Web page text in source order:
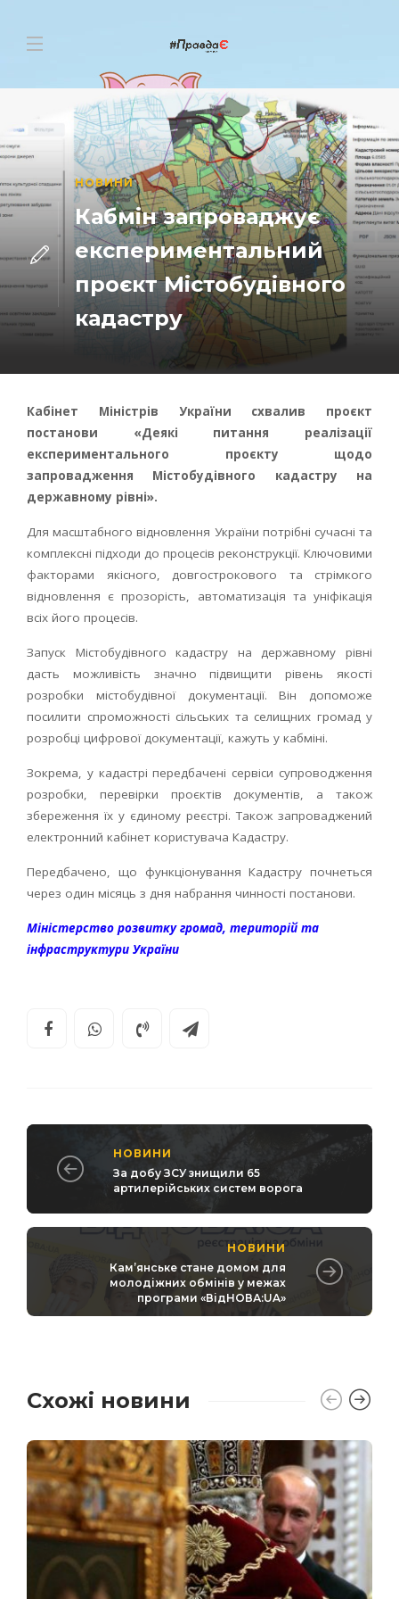
НОВИНИ
Кабмін запроваджує
експериментальний
проєкт Містобудівного
кадастру
Кабінет Міністрів України схвалив проєкт
постанови «Деякі питання реалізації
експериментального проєкту щодо
запровадження Містобудівного кадастру на
державному рівні».
Для масштабного відновлення України потрібні сучасні та
комплексні підходи до процесів реконструкції. Ключовими
факторами якісного, довгострокового та стрімкого
відновлення є прозорість, автоматизація та уніфікація
всіх його процесів.
Запуск Містобудівного кадастру на державному рівні
дасть можливість значно підвищити рівень якості
розробки містобудівної документації. Він допоможе
посилити спроможності сільських та селищних громад у
розробці цифрової документації, кажуть у кабміні.
Зокрема, у кадастрі передбачені сервіси супроводження
розробки, перевірки проєктів документів, а також
збереження їх у єдиному реєстрі. Також запроваджений
електронний кабінет користувача Кадастру.
Передбачено, що функціонування Кадастру почнеться
через один місяць з дня набрання чинності постанови.
Міністерство розвитку громад, територій та
інфраструктури України
НОВИНИ
За добу ЗСУ знищили 65
артилерійських систем ворога
НОВИНИ
Камʼянське стане домом для
молодіжних обмінів у межах
програми «ВідНОВА:UA»
Схожі новини